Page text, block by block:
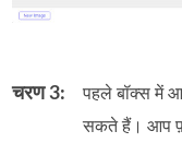
चरण 3:
पहले बॉक्स में
सकते हैं। आप